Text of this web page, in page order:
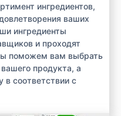
ингредиентов,
ваших
ингредиенты
и проходят
поможем вам выбрать
продукта, а
в соответствии с